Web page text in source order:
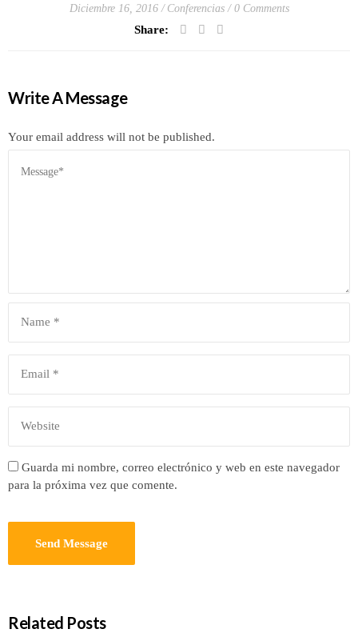
Diciembre 16, 2016 Conferencias 0 Comments
Share:
Write A Message
Your email address will not be published.
Guarda mi nombre, correo electrónico y web en este navegador
para la próxima vez que comente.
Related Posts